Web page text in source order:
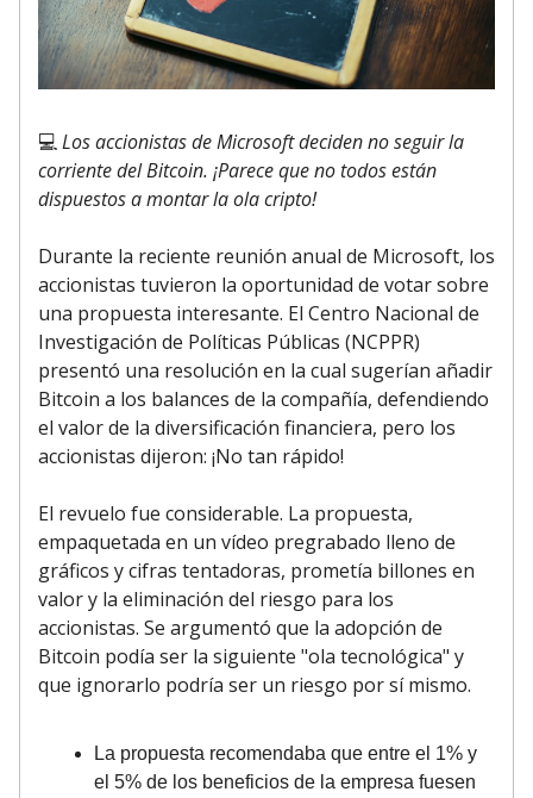
💻Los accionistas de Microsoft deciden no seguir la
corriente del Bitcoin. ¡Parece que no todos están
dispuestos a montar la ola cripto!
Durante la reciente reunión anual de Microsoft, los
accionistas tuvieron la oportunidad de votar sobre
una propuesta interesante. El Centro Nacional de
Investigación de Políticas Públicas (NCPPR)
presentó una resolución en la cual sugerían añadir
Bitcoin a los balances de la compañía, defendiendo
el valor de la diversificación financiera, pero los
accionistas dijeron: ¡No tan rápido!
El revuelo fue considerable. La propuesta,
empaquetada en un vídeo pregrabado lleno de
gráficos y cifras tentadoras, prometía billones en
valor y la eliminación del riesgo para los
accionistas. Se argumentó que la adopción de
Bitcoin podía ser la siguiente "ola tecnológica" y
que ignorarlo podría ser un riesgo por sí mismo.
La propuesta recomendaba que entre el 1% y
el 5% de los beneficios de la empresa fuesen